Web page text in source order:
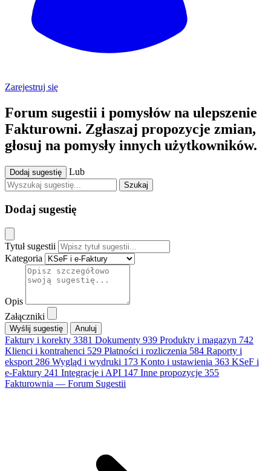
Zarejestruj się
Forum sugestii i pomysłów na ulepszenie
Fakturowni. Zgłaszaj propozycje zmian,
głosuj na pomysły innych użytkowników.
Dodaj sugestię Lub
Szukaj
Dodaj sugestię
Tytuł sugestii
Kategoria
Opis
Załączniki
Anuluj
Faktury i korekty 3381 Dokumenty 939 Produkty i magazyn 742
Klienci i kontrahenci 529 Płatności i rozliczenia 584 Raporty i
eksport 286 Wygląd i wydruki 173 Konto i ustawienia 363 KSeF i
e-Faktury 241 Integracje i API 147 Inne propozycje 355
Fakturownia — Forum Sugestii